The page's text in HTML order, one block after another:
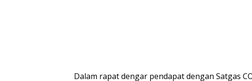
Dalam rapat dengar pendapat dengan Satgas